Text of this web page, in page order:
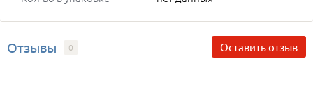
Отзывы 0 Оставить отзыв